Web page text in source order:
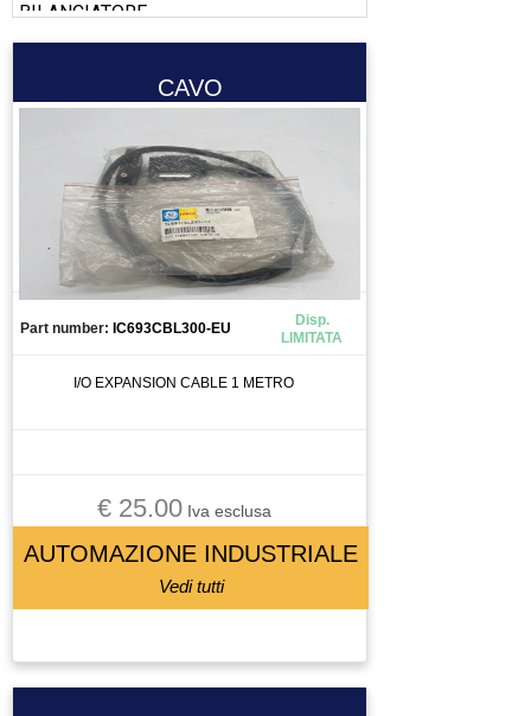
BILANCIATORE
BOBINA
CABLAGGIO
CALIBRO
CAMERA
CANALIZZAZIONE
CAPICORDA
ROBOTICA
CELLA DI CARICO
CENTRALINA IDRAULICA
CAVO
Part number: IC693CBL300-EU
Disp.
LIMITATA
I/O EXPANSION CABLE 1 METRO
€ 25.00Iva esclusa
AUTOMAZIONE INDUSTRIALE
Vedi tutti